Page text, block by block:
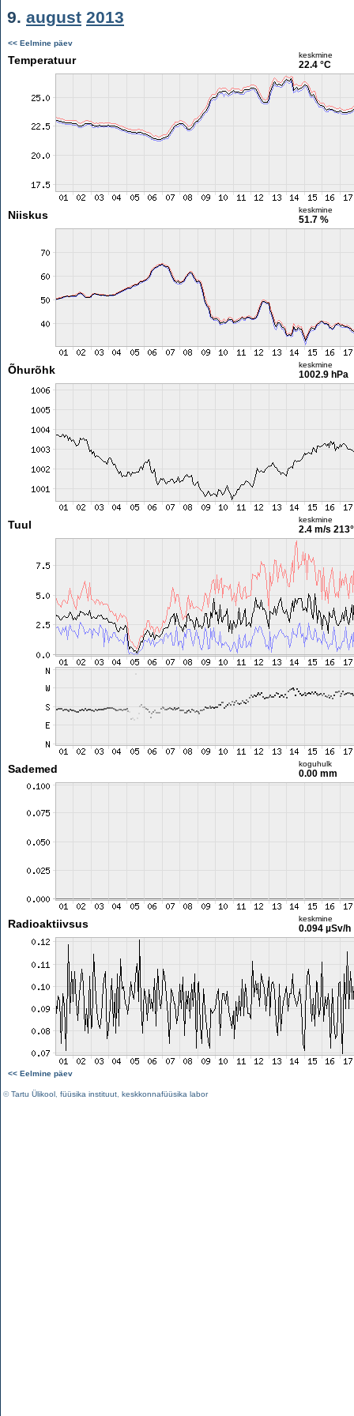
9. august 2013
<< Eelmine päev
Temperatuur keskmine
22.4 °C
Niiskus keskmine
51.7 %
Õhurõhk keskmine
1002.9 hPa
Tuul keskmine
2.4 m/s 213°
Sademed koguhulk
0.00 mm
Radioaktiivsus keskmine
0.094 µSv/h
<< Eelmine päev
©Tartu Ülikool füüsika instituut keskkonnafüüsika labor